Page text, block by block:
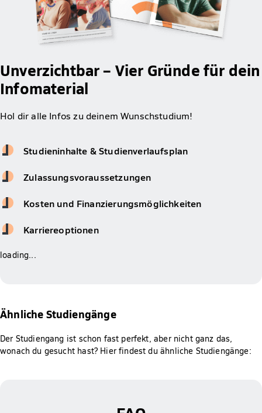
Unverzichtbar – Vier Gründe für dein
Infomaterial
Hol dir alle Infos zu deinem Wunschstudium!
Studieninhalte & Studienverlaufsplan
Zulassungsvoraussetzungen
Kosten und Finanzierungsmöglichkeiten
Karriereoptionen
loading...
Ähnliche Studiengänge
Der Studiengang ist schon fast perfekt, aber nicht ganz das,
wonach du gesucht hast? Hier findest du ähnliche Studiengänge: